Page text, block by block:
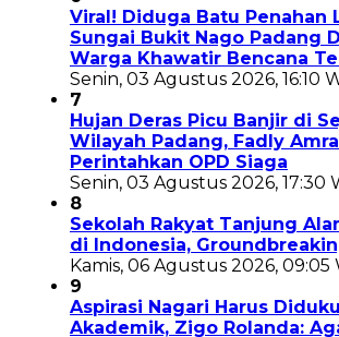
Viral! Diduga Batu Penahan
Sungai Bukit Nago Padang
Warga Khawatir Bencana
Senin, 03 Agustus 2026, 16:10
7
Hujan Deras Picu Banjir di
Wilayah Padang, Fadly
Perintahkan OPD Siaga
Senin, 03 Agustus 2026, 17:30
8
Sekolah Rakyat Tanjung
di Indonesia,
Kamis, 06 Agustus 2026, 09:05
9
Aspirasi Nagari Harus
Akademik, Zigo Rolanda: